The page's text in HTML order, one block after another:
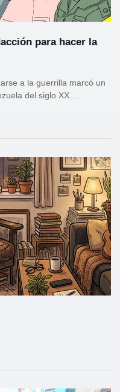
para hacer la
a la guerrilla marcó un
del siglo XX…